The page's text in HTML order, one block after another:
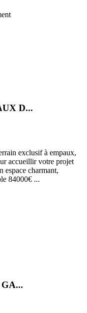
D...
exclusif à empaux,
accueillir votre projet
espace charmant,
84000€ ...